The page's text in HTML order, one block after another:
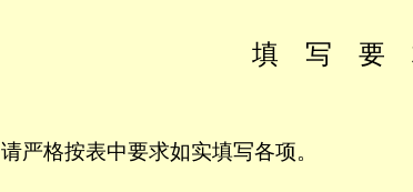
填 写 要
请严格按表中要求如实填写各项。